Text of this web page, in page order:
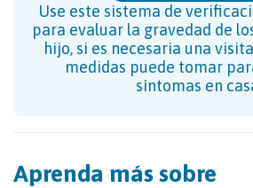
Use este sistema de
para evaluar la gravedad de
hijo, si es necesaria una
medidas puede tomar
síntomas en
Aprenda más sobre